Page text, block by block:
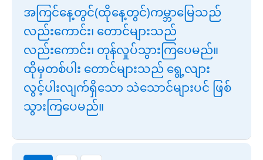
အကြင်နေ့တွင်(ထိုနေ့တွင်)ကမ္ဘာမြေသည်
လည်းကောင်း၊ တောင်များသည်
လည်းကောင်း၊ တုန်လှုပ်သွားကြပေမည်။
ထိုမှတစ်ပါး တောင်များသည် ရွေ့လျား
လွင့်ပါးလျက်ရှိသော သဲသောင်များပင် ဖြစ်
သွားကြပေမည်။